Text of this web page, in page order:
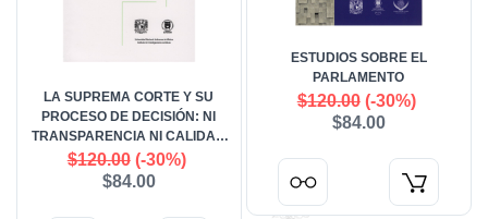
ESTUDIOS SOBRE EL
PARLAMENTO
$120.00(-30%)
$84.00
LA SUPREMA CORTE Y SU
PROCESO DE DECISIÓN: NI
TRANSPARENCIA NI CALIDAD
DELIBERATIVA
$120.00(-30%)
$84.00